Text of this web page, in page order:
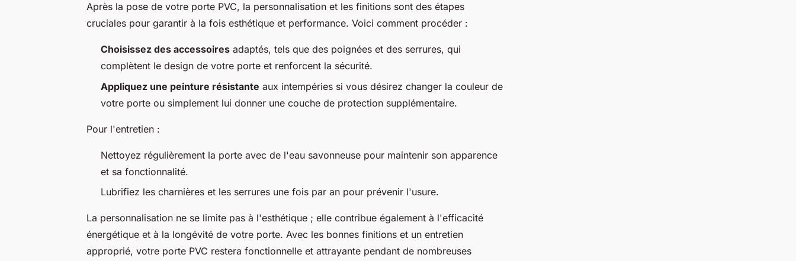
Après la pose de votre porte PVC, la personnalisation et les finitions sont des étapes
cruciales pour garantir à la fois esthétique et performance. Voici comment procéder :
Choisissez des accessoires adaptés, tels que des poignées et des serrures, qui
complètent le design de votre porte et renforcent la sécurité.
Appliquez une peinture résistante aux intempéries si vous désirez changer la couleur de
votre porte ou simplement lui donner une couche de protection supplémentaire.
Pour l'entretien :
Nettoyez régulièrement la porte avec de l'eau savonneuse pour maintenir son apparence
et sa fonctionnalité.
Lubrifiez les charnières et les serrures une fois par an pour prévenir l'usure.
La personnalisation ne se limite pas à l'esthétique ; elle contribue également à l'efficacité
énergétique et à la longévité de votre porte. Avec les bonnes finitions et un entretien
approprié, votre porte PVC restera fonctionnelle et attrayante pendant de nombreuses